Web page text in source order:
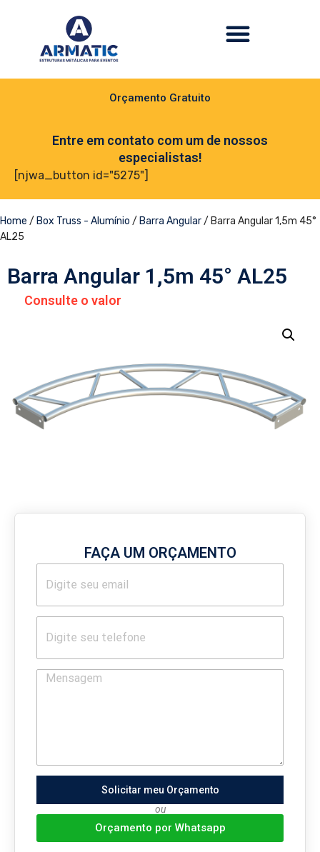
Orçamento Gratuito
Entre em contato com um de nossos
especialistas!
[njwa_button id="5275"]
Home / Box Truss - Alumínio / Barra Angular/ Barra Angular 1,5m 45°
AL25
Barra Angular 1,5m 45° AL25
Consulte o valor
FAÇA UM ORÇAMENTO
Solicitar meu Orçamento
ou
Orçamento por Whatsapp